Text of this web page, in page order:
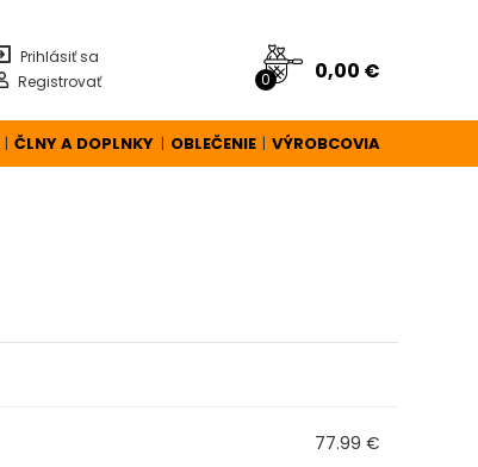
Prihlásiť sa
Registrovať
0 0,00 €
| ČLNY A DOPLNKY | OBLEČENIE | VÝROBCOVIA
77.99 €